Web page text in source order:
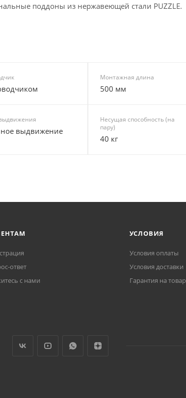
поддоны из нержавеющей стали PUZZLE.
Монтажная длина
500 мм
выдвижение
Несущая способность (на
пару)
40 кг
ответ
с нами
УСЛОВИЯ
Условия оплаты
Условия доставки
Гарантия на товар